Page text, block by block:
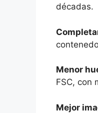
décadas.
Menor
FSC, con
Mejor